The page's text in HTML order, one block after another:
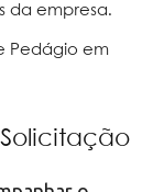
da empresa.
Pedágio em